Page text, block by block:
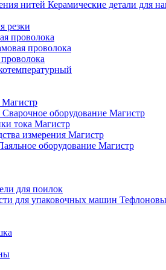
Керамические детали для
резки
проволока
проволока
Магистр
Сварочное оборудование Магистр
тока Магистр
измерения Магистр
оборудование Магистр
для поилок